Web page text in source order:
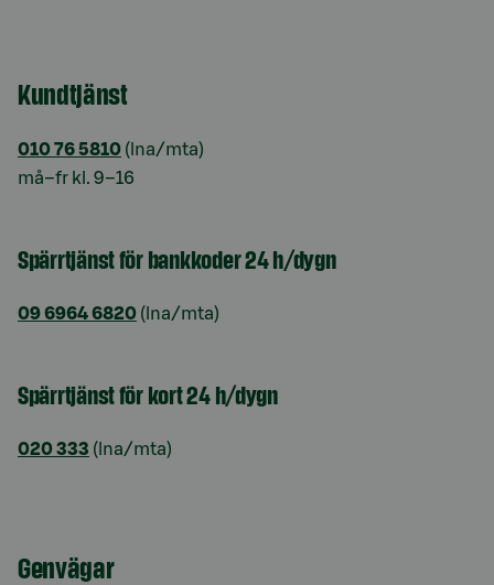
Kundtjänst
010 76 5810 (lna/mta)
må–fr kl. 9–16
Spärrtjänst för bankkoder 24 h/dygn
09 6964 6820 (lna/mta)
Spärrtjänst för kort 24 h/dygn
020 333 (lna/mta)
Genvägar